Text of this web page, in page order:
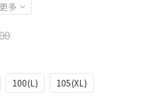
多
100(L)
105(XL)